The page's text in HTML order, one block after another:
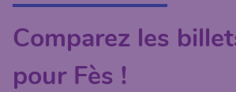
Comparez les
pour Fès !